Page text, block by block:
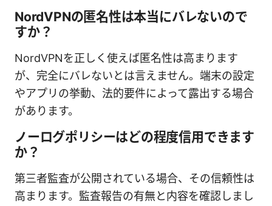
NordVPNの匿名性は本当にバレないので
すか？
NordVPNを正しく使えば匿名性は高まります
が、完全にバレないとは言えません。端末の設定
やアプリの挙動、法的要件によって露出する場合
があります。
ノーログポリシーはどの程度信用できます
か？
第三者監査が公開されている場合、その信頼性は
高まります。監査報告の有無と内容を確認しまし